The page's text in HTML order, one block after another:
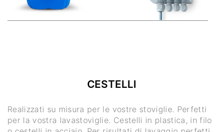
CESTELLI
Realizzati su misura per le vostre stoviglie. Perfetti
per la vostra lavastoviglie. Cestelli in plastica, in filo